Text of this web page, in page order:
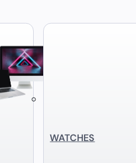
WATCHES